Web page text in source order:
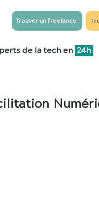
Trouver un freelance
de la tech en 24h